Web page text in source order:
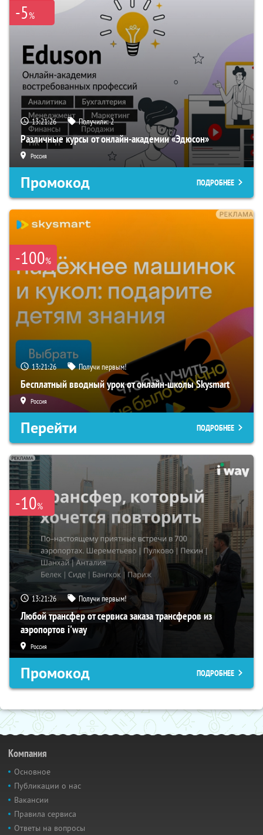
-5%
13:21:25 Получили:2
Различные курсы от онлайн-академии «Эдюсон»
Россия
Промокод ПОДРОБНЕЕ
-100%
13:21:25 Получи первым!
Бесплатный вводный урок от онлайн-школы Skysmart
Россия
Перейти ПОДРОБНЕЕ
-10%
13:21:25 Получи первым!
Любой трансфер от сервиса заказа трансферов из
аэропортов i'way
Россия
Промокод ПОДРОБНЕЕ
Компания
Основное
Публикации о нас
Вакансии
Правила сервиса
Ответы на вопросы